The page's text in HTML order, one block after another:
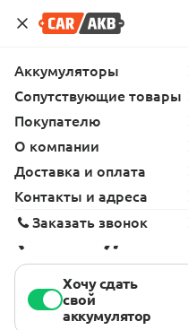
Адреса
Mitsubishi
поколение
(82 л.с.),
Хочу сдать
свой
аккумулятор
Аккумуляторы
Сопутствующие товары
Покупателю
О компании
Доставка и оплата
Контакты и адреса
Заказать звонок